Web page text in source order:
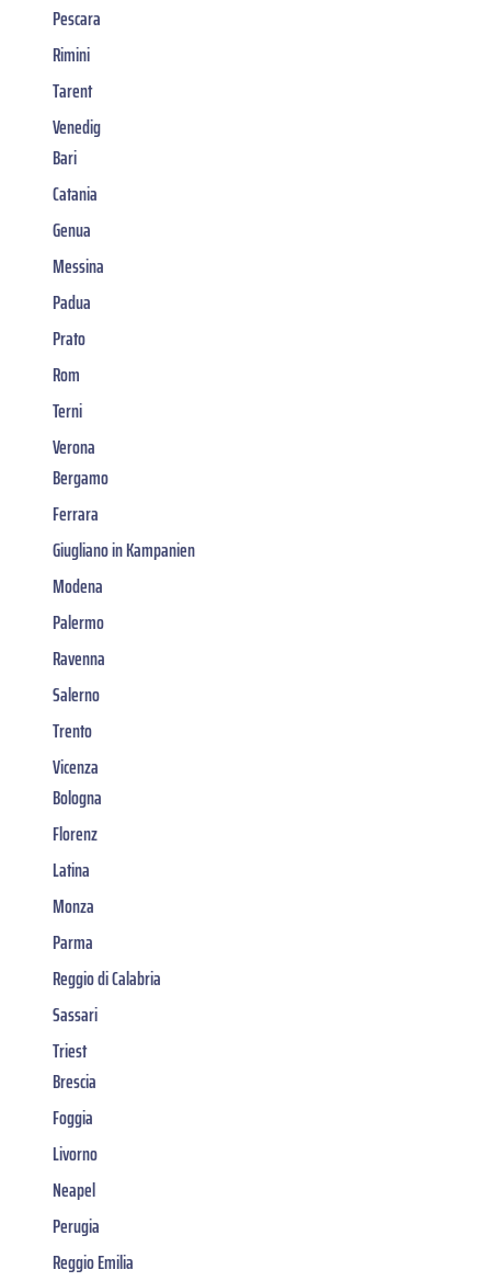
Pescara
Rimini
Tarent
Venedig
Bari
Catania
Genua
Messina
Padua
Prato
Rom
Terni
Verona
Bergamo
Ferrara
Giugliano in Kampanien
Modena
Palermo
Ravenna
Salerno
Trento
Vicenza
Bologna
Florenz
Latina
Monza
Parma
Reggio di Calabria
Sassari
Triest
Brescia
Foggia
Livorno
Neapel
Perugia
Reggio Emilia